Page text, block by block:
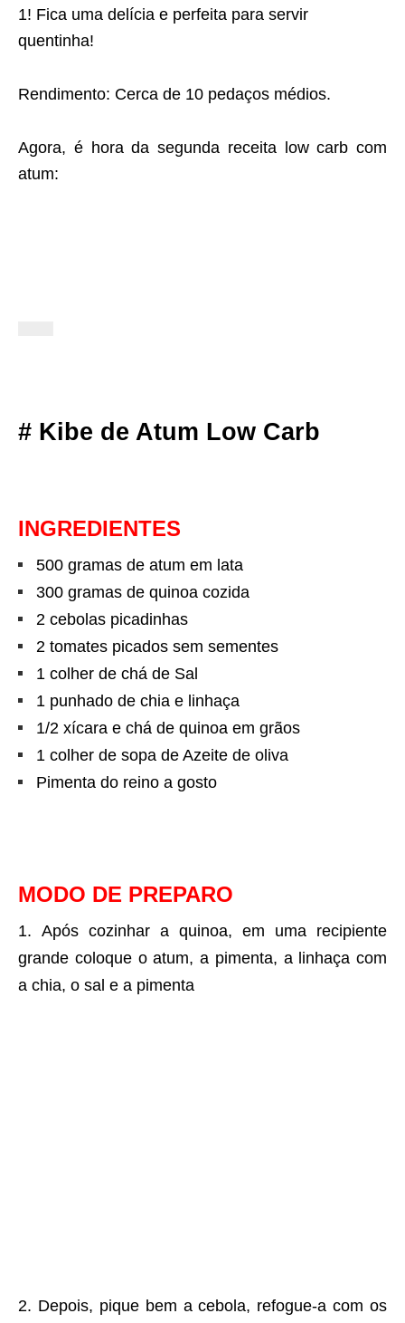
1! Fica uma delícia e perfeita para servir
quentinha!
Rendimento: Cerca de 10 pedaços médios.
Agora, é hora da segunda receita low carb com
atum:
# Kibe de Atum Low Carb
INGREDIENTES
500 gramas de atum em lata
300 gramas de quinoa cozida
2 cebolas picadinhas
2 tomates picados sem sementes
1 colher de chá de Sal
1 punhado de chia e linhaça
1/2 xícara e chá de quinoa em grãos
1 colher de sopa de Azeite de oliva
Pimenta do reino a gosto
MODO DE PREPARO
Após cozinhar a quinoa, em uma recipiente
grande coloque o atum, a pimenta, a linhaça com
a chia, o sal e a pimenta
Depois, pique bem a cebola, refogue-a com os